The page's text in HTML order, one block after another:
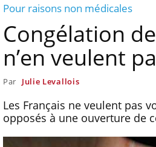
Pour raisons non médicales
Congélation
n’en veulent
Par Julie Levallois
Les Français ne veulent pas
opposés à une ouverture de